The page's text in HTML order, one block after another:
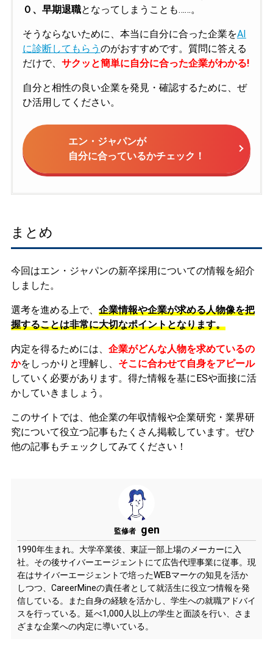
０、早期退職となってしまうことも……。
そうならないために、本当に自分に合った企業をAI
に診断してもらう のがおすすめです。質問に答える
だけで、 サクッと簡単に自分に合った企業がわかる!
自分と相性の良い企業を発見・確認するために、ぜ
ひ活用してください。
エン・ジャパンが
自分に合っているかチェック！
まとめ
今回はエン・ジャパンの新卒採用についての情報を紹介
しました。
選考を進める上で、 企業情報や企業が求める人物像を把
握することは非常に大切なポイントとなります。
内定を得るためには、 企業がどんな人物を求めているの
かをしっかりと理解し、 そこに合わせて自身をアピール
していく必要があります。 得た情報を基にESや面接に活
かしていきましょう。
このサイトでは、他企業の年収情報や企業研究・業界研
究について役立つ記事もたくさん掲載しています。ぜひ
他の記事もチェックしてみてください！
監修者 gen
1990年生まれ。大学卒業後、東証一部上場のメーカーに入
社。その後サイバーエージェントにて広告代理事業に従事。現
在はサイバーエージェントで培ったWEBマーケの知見を活か
しつつ、CareerMineの責任者として就活生に役立つ情報を発
信している。また自身の経験を活かし、学生への就職アドバイ
スを行っている。延べ1,000人以上の学生と面談を行い、さま
ざまな企業への内定に導いている。